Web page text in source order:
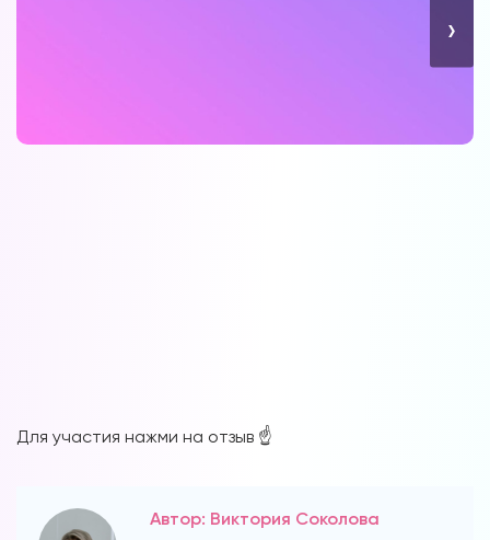
›
Для участия нажми на отзыв ☝️
Автор: Виктория Соколова